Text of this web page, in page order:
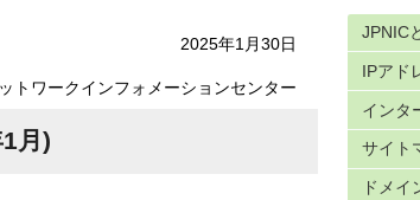
2025年1月30日
トワークインフォメーションセンター
月)
JPNIC
IPアド
インタ
サイト
ドメイ